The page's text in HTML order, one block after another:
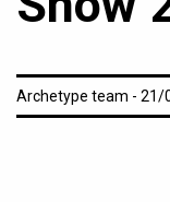
Archetype team - 21/